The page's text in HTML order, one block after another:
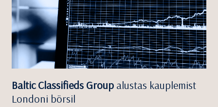
Baltic Classifieds Group alustas kauplemist
Londoni börsil